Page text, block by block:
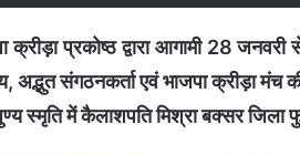
क्रीड़ा प्रकोष्ठ द्वारा आगामी 28
संगठनकर्ता एवं भाजपा क्रीड़ा मंच
स्मृति में कैलाशपति मिश्रा बक्सर